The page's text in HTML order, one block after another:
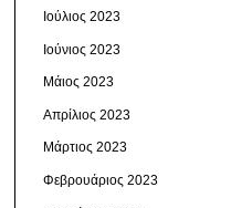
Ιούλιος 2023
Ιούνιος 2023
Μάιος 2023
Απρίλιος 2023
Μάρτιος 2023
Φεβρουάριος 2023